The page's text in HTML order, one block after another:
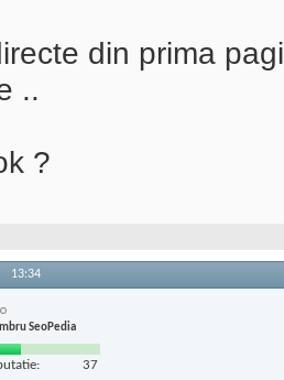
din prima
..
?
13:34
SeoPedia
37